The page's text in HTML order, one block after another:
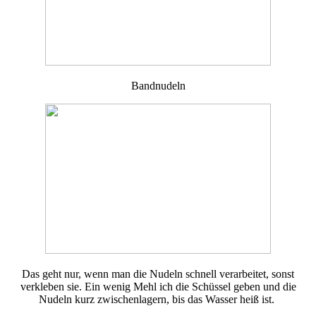
Bandnudeln
Das geht nur, wenn man die Nudeln schnell verarbeitet, sonst
verkleben sie. Ein wenig Mehl ich die Schüssel geben und die
Nudeln kurz zwischenlagern, bis das Wasser heiß ist.